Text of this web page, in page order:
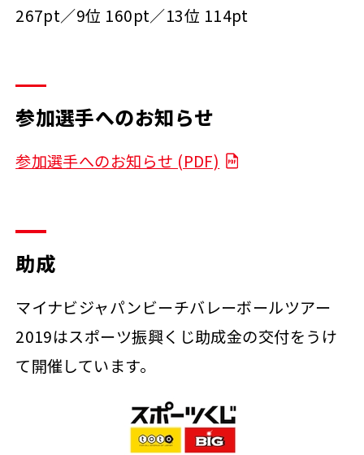
267pt／9位 160pt／13位 114pt
参加選手へのお知らせ
参加選手へのお知らせ (PDF)
助成
マイナビジャパンビーチバレーボールツアー
2019はスポーツ振興くじ助成金の交付をうけ
て開催しています。